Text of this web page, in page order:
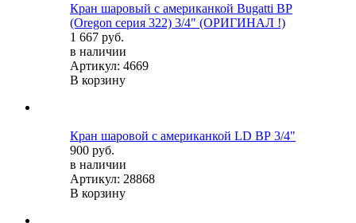
Кран шаровый с американкой Bugatti ВР
(Oregon серия 322) 3/4" (ОРИГИНАЛ !)
1 667 руб.
в наличии
Артикул: 4669
В корзину
Кран шаровой c американкой LD ВР 3/4"
900 руб.
в наличии
Артикул: 28868
В корзину